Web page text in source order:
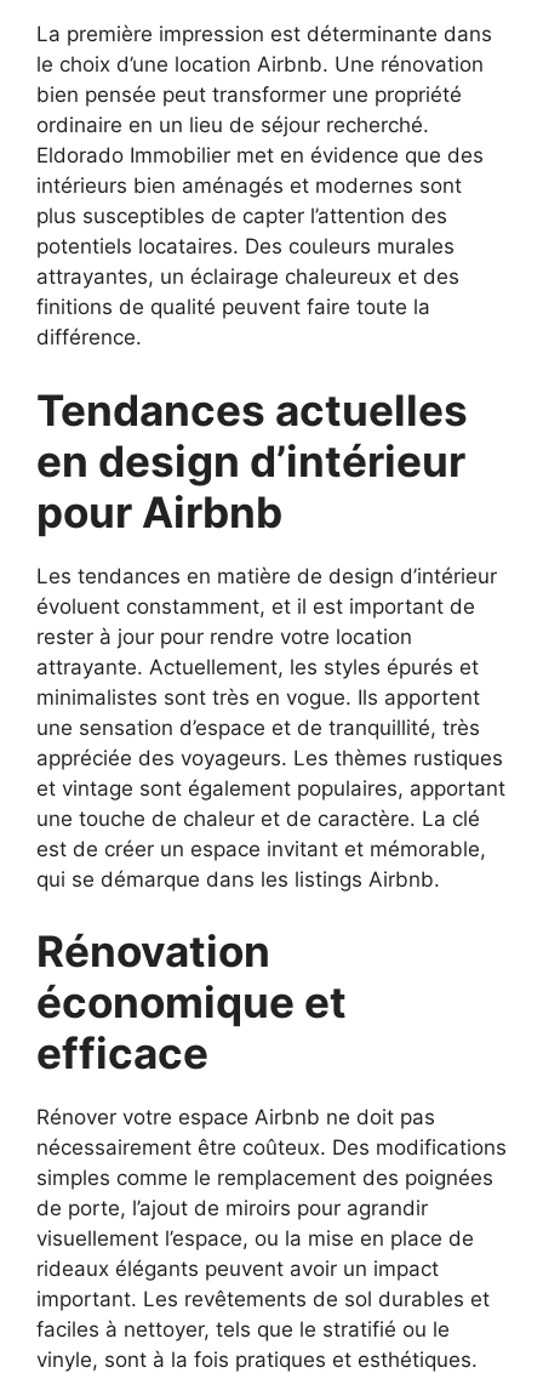
La première impression est déterminante dans
le choix d’une location Airbnb. Une rénovation
bien pensée peut transformer une propriété
ordinaire en un lieu de séjour recherché.
Eldorado Immobilier met en évidence que des
intérieurs bien aménagés et modernes sont
plus susceptibles de capter l’attention des
potentiels locataires. Des couleurs murales
attrayantes, un éclairage chaleureux et des
finitions de qualité peuvent faire toute la
différence.
Tendances actuelles
en design d’intérieur
pour Airbnb
Les tendances en matière de design d’intérieur
évoluent constamment, et il est important de
rester à jour pour rendre votre location
attrayante. Actuellement, les styles épurés et
minimalistes sont très en vogue. Ils apportent
une sensation d’espace et de tranquillité, très
appréciée des voyageurs. Les thèmes rustiques
et vintage sont également populaires, apportant
une touche de chaleur et de caractère. La clé
est de créer un espace invitant et mémorable,
qui se démarque dans les listings Airbnb.
Rénovation
économique et
efficace
Rénover votre espace Airbnb ne doit pas
nécessairement être coûteux. Des modifications
simples comme le remplacement des poignées
de porte, l’ajout de miroirs pour agrandir
visuellement l’espace, ou la mise en place de
rideaux élégants peuvent avoir un impact
important. Les revêtements de sol durables et
faciles à nettoyer, tels que le stratifié ou le
vinyle, sont à la fois pratiques et esthétiques.